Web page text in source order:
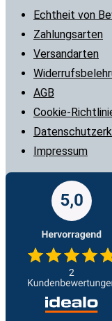
Echtheit von
Zahlungsarten
Versandarten
AGB
Cookie-
Impressum